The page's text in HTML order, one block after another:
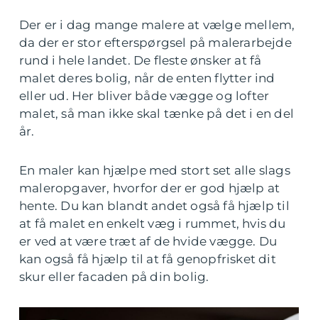
Der er i dag mange malere at vælge mellem,
da der er stor efterspørgsel på malerarbejde
rund i hele landet. De fleste ønsker at få
malet deres bolig, når de enten flytter ind
eller ud. Her bliver både vægge og lofter
malet, så man ikke skal tænke på det i en del
år.
En maler kan hjælpe med stort set alle slags
maleropgaver, hvorfor der er god hjælp at
hente. Du kan blandt andet også få hjælp til
at få malet en enkelt væg i rummet, hvis du
er ved at være træt af de hvide vægge. Du
kan også få hjælp til at få genopfrisket dit
skur eller facaden på din bolig.